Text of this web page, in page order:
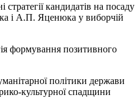
стратегії кандидатів на посаду
і А.П. Яценюка у виборчій
формування позитивного
політики держави
культурної спадщини